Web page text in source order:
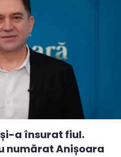
și-a însurat fiul.
numărat Anișoara